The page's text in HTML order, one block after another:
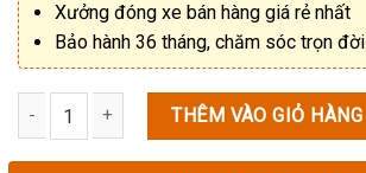
Xưởng đóng xe bán hàng giá rẻ nhất
Bảo hành 36 tháng, chăm sóc trọn đời
THÊM VÀO GIỎ HÀNG